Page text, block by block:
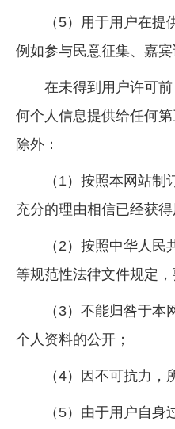
（5）用于用户在提供
例如参与民意征集、嘉宾
在未得到用户许可前
何个人信息提供给任何
除外：
（1）按照本网站制
充分的理由相信已经获得
（2）按照中华人民
等规范性法律文件规定，
（3）不能归咎于本
个人资料的公开；
（4）因不可抗力，所
（5）由于用户自身